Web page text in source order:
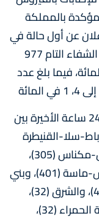
بالمملكة
حالة منذ الإعلان عن أول حالة في
2 مارس 2020، فيما بلغ مجموع حالات الشفاء التام 977
تعاف تبلغ 2، 93 في المائة، فيما بلغ عدد
وتتوزع حالات الإصابة المسجلة خلال الـ24 ساعة الأخيرة بين
سطات (1810)، والرباط-سلا-القنيطرة
(1170)، ومراكش-آسفي (966)، وفاس-مكناس (305)،
وطنجة-تطوان-الحسيمة (470)، وسوس-ماسة (401)، وبني
ملال-خنيفرة (145)، ودرعة-تافيلالت (46)، والشرق (32)،
وكلميم-وادنون (34)، والعيون-الساقية الحمراء (32)،